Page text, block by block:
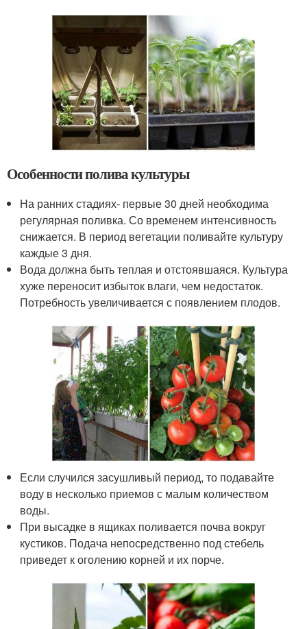
Особенности полива культуры
На ранних стадиях- первые 30 дней необходима
регулярная поливка. Со временем интенсивность
снижается. В период вегетации поливайте культуру
каждые 3 дня.
Вода должна быть теплая и отстоявшаяся. Культура
хуже переносит избыток влаги, чем недостаток.
Потребность увеличивается с появлением плодов.
Если случился засушливый период, то подавайте
воду в несколько приемов с малым количеством
воды.
При высадке в ящиках поливается почва вокруг
кустиков. Подача непосредственно под стебель
приведет к оголению корней и их порче.